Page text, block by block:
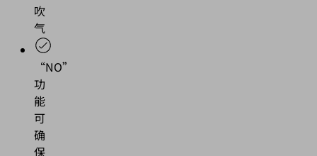
吹
气
“NO”
功
能
可
确
保